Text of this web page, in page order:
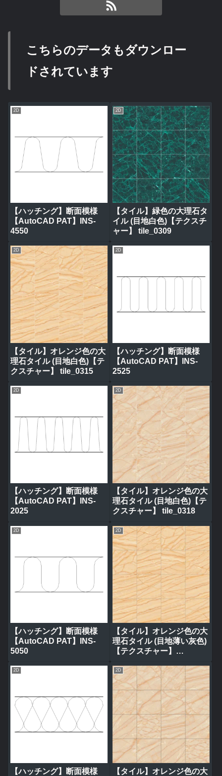
こちらのデータもダウンロー
ドされています
2D
【ハッチング】断面模様
【AutoCAD PAT】INS-
4550
2D
【タイル】緑色の大理石タ
イル (目地白色)【テクスチ
ャー】 tile_0309
2D
【タイル】オレンジ色の大
理石タイル (目地白色)【テ
クスチャー】 tile_0315
2D
【ハッチング】断面模様
【AutoCAD PAT】INS-
2525
2D
【ハッチング】断面模様
【AutoCAD PAT】INS-
2025
2D
【タイル】オレンジ色の大
理石タイル (目地白色)【テ
クスチャー】 tile_0318
2D
【ハッチング】断面模様
【AutoCAD PAT】INS-
5050
2D
【タイル】オレンジ色の大
理石タイル (目地薄い灰色)
【テクスチャー】
2D
【ハッチング】断面模様
2D
【タイル】オレンジ色の大